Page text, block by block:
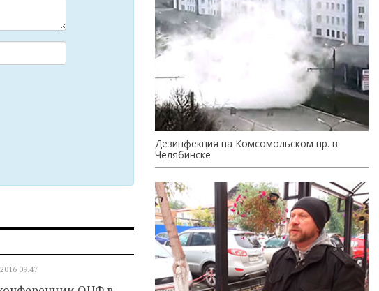
09.47
Дезинфекция на Комсомольском пр. в
Челябинске